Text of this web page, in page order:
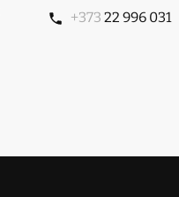
+373 22 996 031